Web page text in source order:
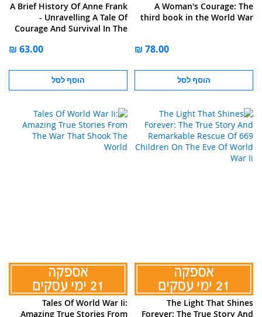
A Woman's Courage: The
third book in the World War
הוסף לסל
A Brief History Of Anne Frank
- Unravelling A Tale Of
Courage And Survival In The
הוסף לסל
The Light That Shines
Forever: The True Story And
Tales Of World War Ii:
Amazing True Stories From